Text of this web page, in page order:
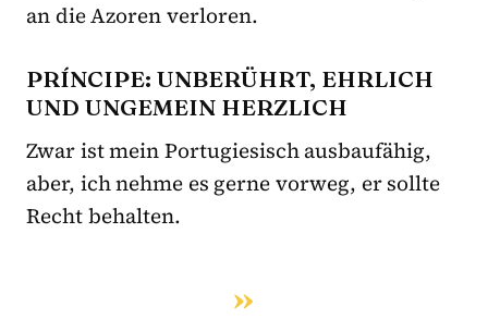
an die Azoren verloren.
PRÍNCIPE: UNBERÜHRT, EHRLICH
UND UNGEMEIN HERZLICH
Zwar ist mein Portugiesisch ausbaufähig,
aber, ich nehme es gerne vorweg, er sollte
Recht behalten.